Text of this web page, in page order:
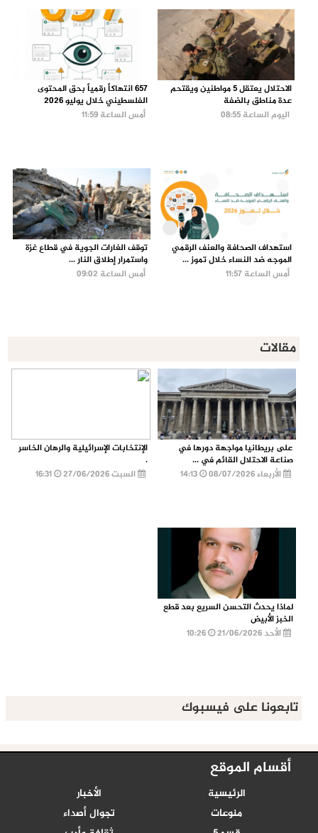
الاحتلال يعتقل 5 مواطنين ويقتحم
عدة مناطق بالضفة
اليوم الساعة 08:55
657 انتهاكاً رقمياً بحق المحتوى
الفلسطيني خلال يوليو 2026
أمس الساعة 11:59
استهداف الصحافة والعنف الرقمي
الموجه ضد النساء خلال تموز ...
أمس الساعة 11:57
توقف الغارات الجوية في قطاع غزة
واستمرار إطلاق النار ...
أمس الساعة 09:02
مقالات
على بريطانيا مواجهة دورها في
صناعة الاحتلال القائم في ...
الأربعاء 08/07/2026
الإنتخابات الإسرائيلية والرهان الخاسر
.
السبت 27/06/2026
16:31
لماذا يحدث التحسن السريع بعد قطع
الخبز الأبيض
الأحد 21/06/2026
تابعونا على فيسبوك
أقسام الموقع
الرئيسية
الأخبار
منوعات
تجوال أصداء